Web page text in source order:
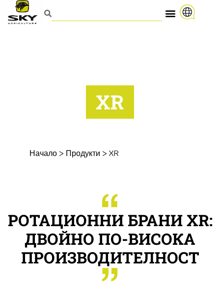
XR
Начало > Продукти > XR
РОТАЦИОННИ БРАНИ XR:
ДВОЙНО ПО-ВИСОКА
ПРОИЗВОДИТЕЛНОСТ